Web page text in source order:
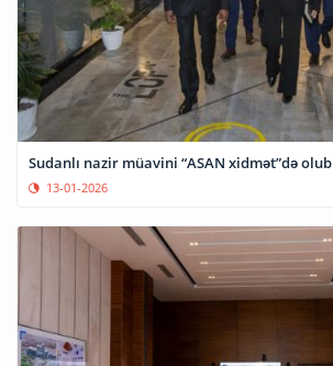
Sudanlı nazir müavini “ASAN xidmət”də olub
13-01-2026